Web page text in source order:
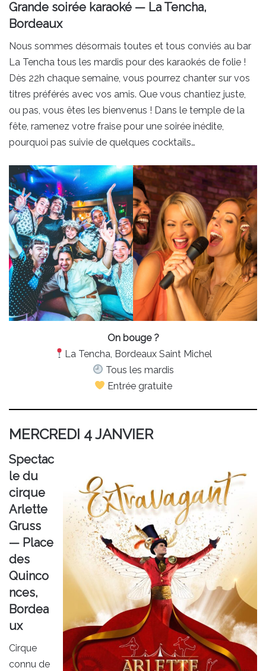
Grande soirée karaoké — La Tencha,
Bordeaux
Nous sommes désormais toutes et tous conviés au bar
La Tencha tous les mardis pour des karaokés de folie !
Dès 22h chaque semaine, vous pourrez chanter sur vos
titres préférés avec vos amis. Que vous chantiez juste,
ou pas, vous êtes les bienvenus ! Dans le temple de la
fête, ramenez votre fraise pour une soirée inédite,
pourquoi pas suivie de quelques cocktails…
On bouge ?
La Tencha, Bordeaux Saint Michel
Tous les mardis
Entrée gratuite
MERCREDI 4 JANVIER
Spectac
le du
cirque
Arlette
Gruss
— Place
des
Quinco
nces,
Bordea
ux
Cirque
connu de